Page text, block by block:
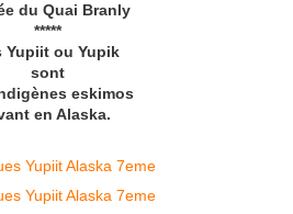
du Quai Branly
*****
Yupiit ou Yupik
sont
eskimos
en Alaska.